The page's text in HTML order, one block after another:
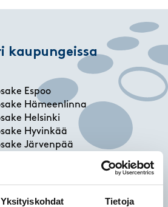
Yksityiskohdat Tietoja
kaupungeissa
Espoo
Hämeenlinna
Helsinki
Hyvinkää
Järvenpää
Jyväskylä
Kaarina